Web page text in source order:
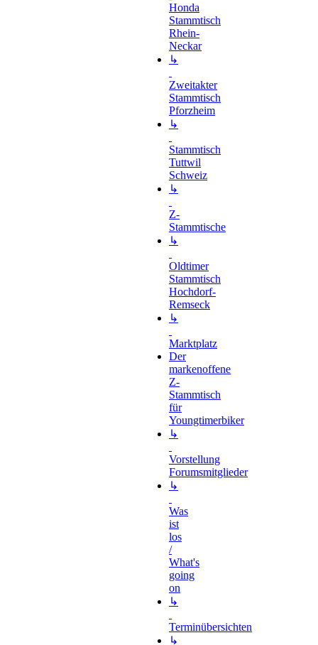
Honda
Stammtisch
Rhein-
Neckar
↳
Zweitakter
Stammtisch
Pforzheim
↳
Stammtisch
Tuttwil
Schweiz
↳
Z-
Stammtische
↳
Oldtimer
Stammtisch
Hochdorf-
Remseck
↳
Marktplatz
Der
markenoffene
Z-
Stammtisch
für
Youngtimerbiker
↳
Vorstellung
Forumsmitglieder
↳
Was
ist
los
/
What's
going
on
↳
Terminübersichten
↳